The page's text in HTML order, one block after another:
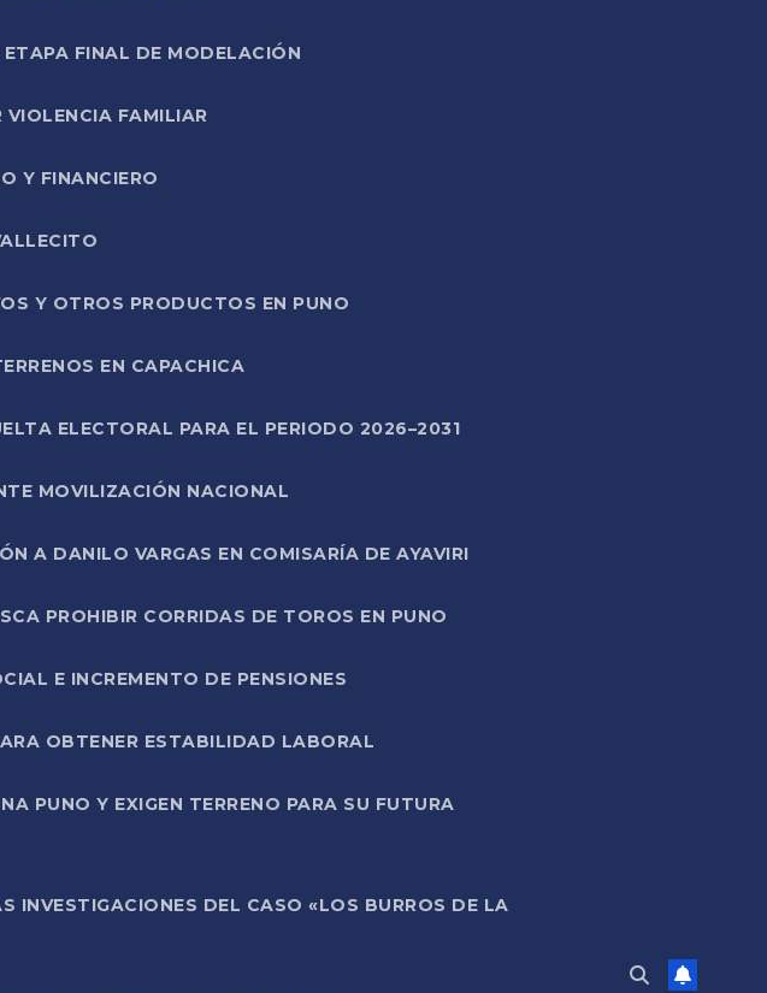
FINAL DE MODELACIÓN
VIOLENCIA FAMILIAR
Y FINANCIERO
Y OTROS PRODUCTOS EN PUNO
EN CAPACHICA
ELECTORAL PARA EL PERIODO 2026–2031
MOVILIZACIÓN NACIONAL
A DANILO VARGAS EN COMISARÍA DE AYAVIRI
PROHIBIR CORRIDAS DE TOROS EN PUNO
E INCREMENTO DE PENSIONES
OBTENER ESTABILIDAD LABORAL
PUNO Y EXIGEN TERRENO PARA SU FUTURA
INVESTIGACIONES DEL CASO «LOS BURROS DE LA